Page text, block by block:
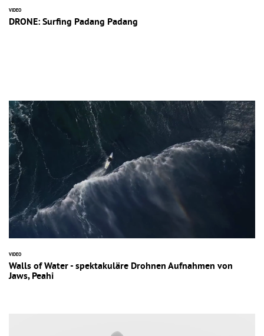
VIDEO
DRONE: Surfing Padang Padang
VIDEO
Walls of Water - spektakuläre Drohnen Aufnahmen von
Jaws, Peahi